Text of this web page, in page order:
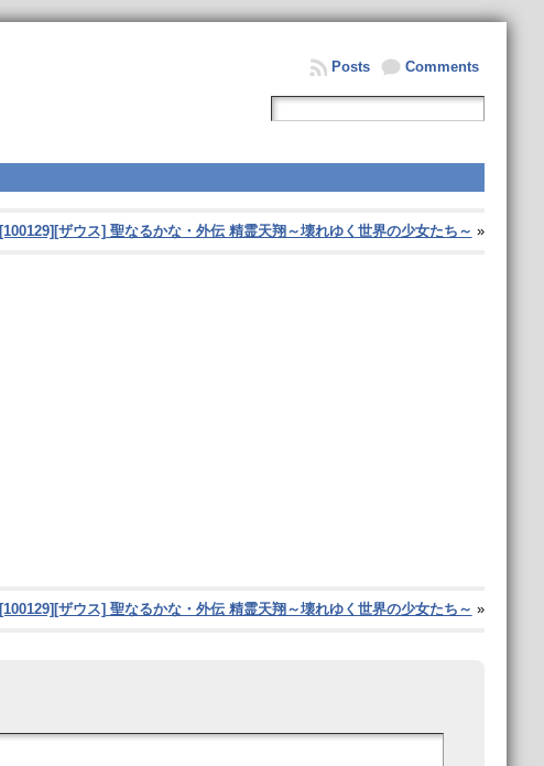
Comments
Posts
[100129][ザウス] 聖なるかな・外伝 精霊天翔～壊れゆく世界の少女たち～ »
[100129][ザウス] 聖なるかな・外伝 精霊天翔～壊れゆく世界の少女たち～ »